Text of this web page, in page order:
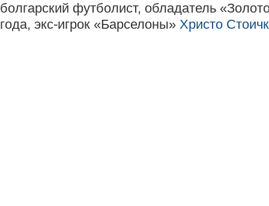
болгарский футболист, обладатель
года, экс-игрок «Барселоны» Христо